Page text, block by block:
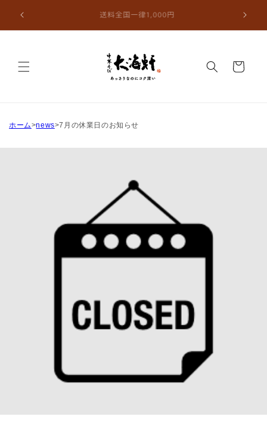
content
冷凍中華そば（ラーメン）の大海軒カスタム・ダイレク
ト
4月か
Cart
ホーム news 7月の休業日のお知らせ